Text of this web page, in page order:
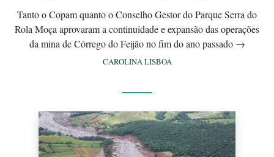
Tanto o Copam quanto o Conselho Gestor do Parque Serra do
Rola Moça aprovaram a continuidade e expansão das operações
da mina de Córrego do Feijão no fim do ano passado →
CAROLINA LISBOA